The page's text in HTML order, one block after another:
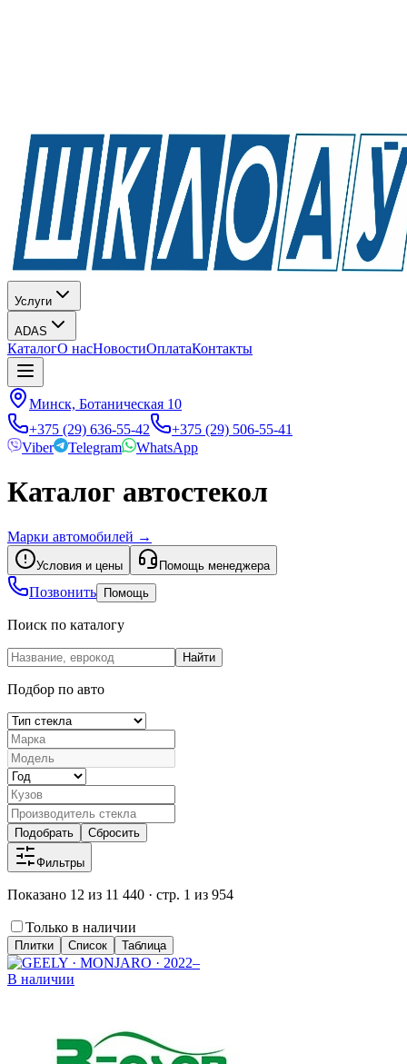
Услуги
ADAS
КаталогО насНовостиОплатаКонтакты
Минск, Ботаническая 10
+375 (29) 636-55-42
+375 (29) 506-55-41
Viber
Telegram WhatsApp
Каталог автостекол
Марки автомобилей →
Условия и цены Помощь менеджера
Позвонить Помощь
Поиск по каталогу
Найти
Подбор по авто
Подобрать Сбросить
Фильтры
Показано 12 из 11 440 · стр. 1 из 954
Только в наличии
Плитки Список Таблица
В наличии